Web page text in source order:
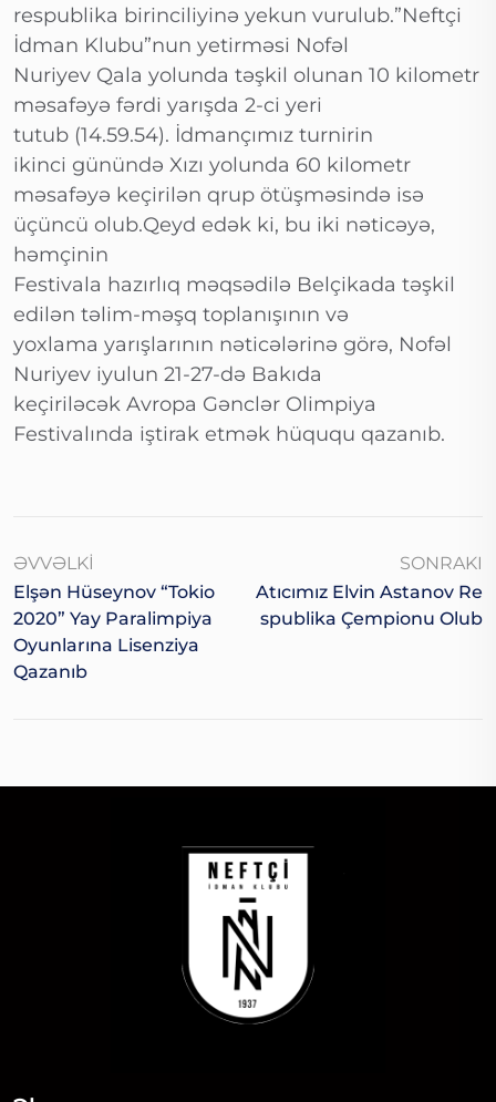
respublika birinciliyinə yekun vurulub.”Neftçi
İdman Klubu”nun yetirməsi Nofəl
Nuriyev Qala yolunda təşkil olunan 10 kilometr
məsafəyə fərdi yarışda 2-ci yeri
tutub (14.59.54). İdmançımız turnirin
ikinci günündə Xızı yolunda 60 kilometr
məsafəyə keçirilən qrup ötüşməsində isə
üçüncü olub.Qeyd edək ki, bu iki nəticəyə,
həmçinin
Festivala hazırlıq məqsədilə Belçikada təşkil
edilən təlim-məşq toplanışının və
yoxlama yarışlarının nəticələrinə görə, Nofəl
Nuriyev iyulun 21-27-də Bakıda
keçiriləcək Avropa Gənclər Olimpiya
Festivalında iştirak etmək hüququ qazanıb.
ƏVVƏLKI
Elşən Hüseynov “Tokio
2020” Yay Paralimpiya
Oyunlarına Lisenziya
Qazanıb
SONRAKI
Atıcımız Elvin Astanov Re
Spublika Çempionu Olub